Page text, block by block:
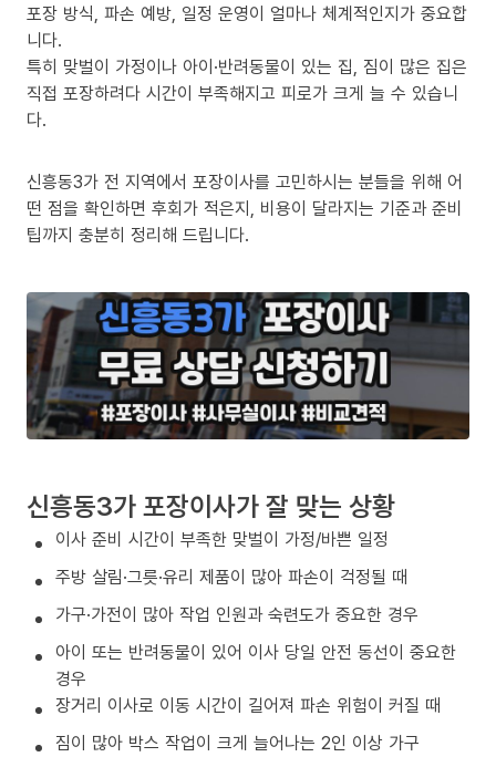
포장 방식, 파손 예방, 일정 운영이 얼마나 체계적인지가 중요합
니다.
특히 맞벌이 가정이나 아이·반려동물이 있는 집, 짐이 많은 집은
직접 포장하려다 시간이 부족해지고 피로가 크게 늘 수 있습니
다.
신흥동3가 전 지역에서 포장이사를 고민하시는 분들을 위해 어
떤 점을 확인하면 후회가 적은지, 비용이 달라지는 기준과 준비
팁까지 충분히 정리해 드립니다.
신흥동3가 포장이사가 잘 맞는 상황
이사 준비 시간이 부족한 맞벌이 가정/바쁜 일정
주방 살림·그릇·유리 제품이 많아 파손이 걱정될 때
가구·가전이 많아 작업 인원과 숙련도가 중요한 경우
아이 또는 반려동물이 있어 이사 당일 안전 동선이 중요한
경우
장거리 이사로 이동 시간이 길어져 파손 위험이 커질 때
짐이 많아 박스 작업이 크게 늘어나는 2인 이상 가구